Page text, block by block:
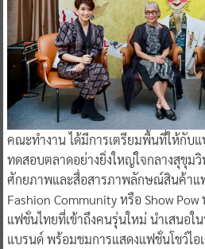
คณะทำงาน ได้มีการเตรียมพื้นที่ให้กับแ
ทดสอบตลาดอย่างยิ่งใหญ่ใจกลางสุขุม
ศักยภาพและสื่อสารภาพลักษณ์สินค้าแ
Fashion Community หรือ Show
แฟชั่นไทยที่เข้าถึงคนรุ่นใหม่ นำเสนอใ
แบรนด์ พร้อมชมการแสดงแฟชั่นโชว์ไอ